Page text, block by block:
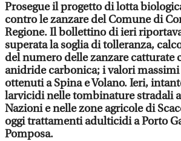
Prosegue il progetto di lotta
contro le zanzare del Comune di
Regione. Il bollettino di ieri
superata la soglia di tolleranza,
del numero delle zanzare catturate
anidride carbonica; i valori massimi
ottenuti a Spina e Volano. Ieri,
larvicidi nelle tombinature stradali a
Nazioni e nelle zone agricole di
oggi trattamenti adulticidi a Porto
Pomposa.